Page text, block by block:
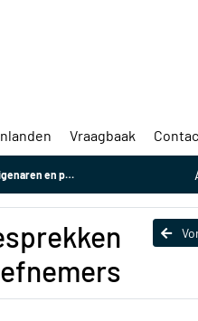
Vraagbaak
initiatiefnemers